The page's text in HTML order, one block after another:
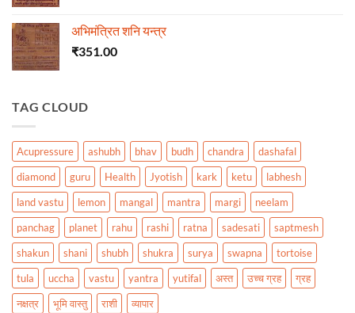
अभिमंत्रित शनि यन्त्र
₹351.00
TAG CLOUD
Acupressure ashubh bhav budh chandra
dashafal
diamond
guru Health Jyotish kark ketu
labhesh
land vastu
lemon mangal mantra margi
neelam
panchag
planet rahu rashi ratna sadesati
saptmesh
shakun
shani shubh shukra surya swapna
tortoise
tula
uccha vastu yantra yutifal अस्त उच्च ग्रह
ग्रह
नक्षत्र
भूमि वास्तु राशी व्यापार